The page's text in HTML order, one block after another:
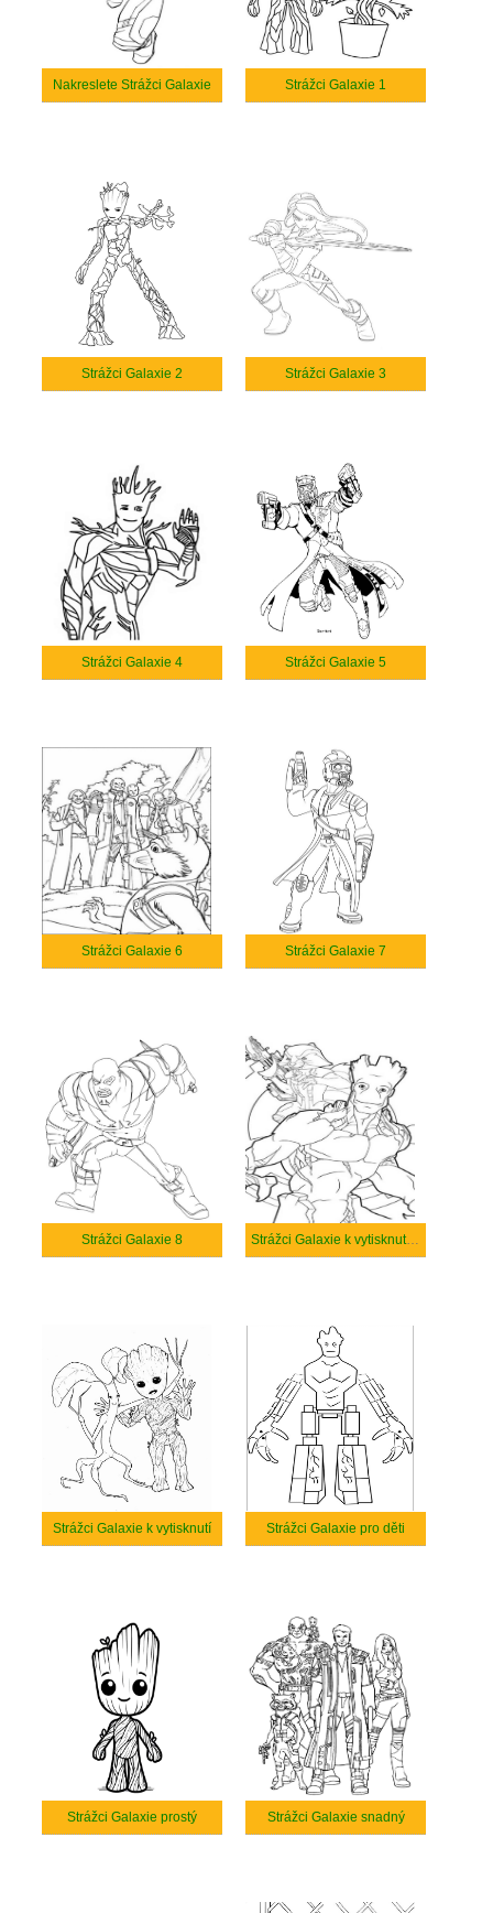
Nakreslete Strážci Galaxie Strážci Galaxie 1
Strážci Galaxie 2 Strážci Galaxie 3
Strážci Galaxie 4 Strážci Galaxie 5
Strážci Galaxie 6 Strážci Galaxie 7
Strážci Galaxie 8 Strážci Galaxie k vytisknutí zdarma
Strážci Galaxie k vytisknutí Strážci Galaxie pro děti
Strážci Galaxie prostý Strážci Galaxie snadný